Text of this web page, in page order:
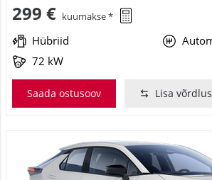
299 € kuumakse *
Hübriid
72 kW
Saada ostusoov Lisa